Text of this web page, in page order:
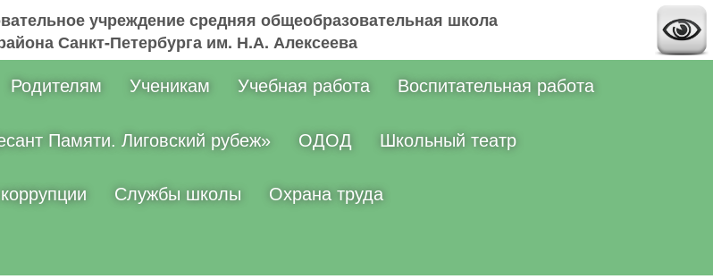
учреждение средняя общеобразовательная школа
Санкт-Петербурга им. Н.А. Алексеева
Родителям Ученикам Учебная работа Воспитательная работа
Памяти. Лиговский рубеж» ОДОД Школьный театр
Службы школы Охрана труда